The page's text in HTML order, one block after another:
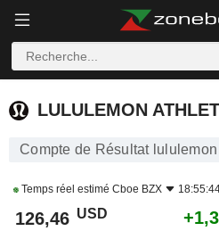
LULULEMON
Compte de Résultat
Temps réel estimé Cboe BZX
126,46 USD